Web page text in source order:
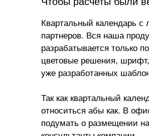
Квартальный календарь с
партнеров. Вся наша
разрабатывается только
цветовые решения,
уже разработанных
Так как квартальный
относиться абы как. В
подумать о размещении